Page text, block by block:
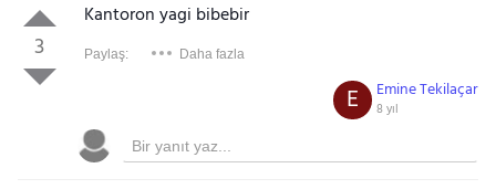
3
Kantoron yagi bibebir
Paylaş: Daha fazla
Emine Tekilaçar
8 yıl
E